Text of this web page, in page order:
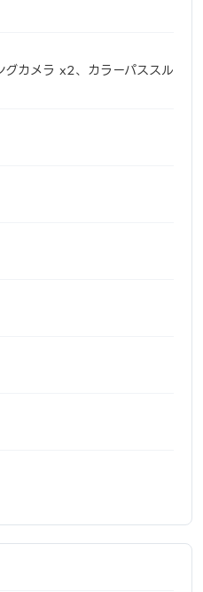
グカメラ x2、カラーパススル